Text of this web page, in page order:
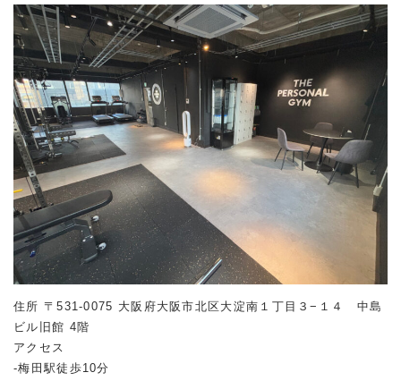
住所 〒531-0075 大阪府大阪市北区大淀南１丁目３−１４ 中島
ビル旧館 4階
アクセス
-梅田駅徒歩10分